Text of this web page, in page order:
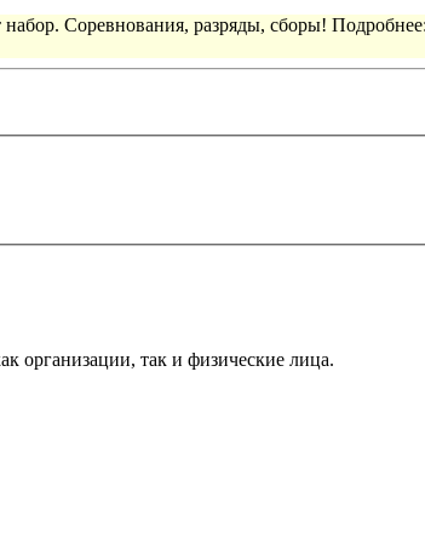
набор. Соревнования, разряды, сборы!
организации, так и физические лица.